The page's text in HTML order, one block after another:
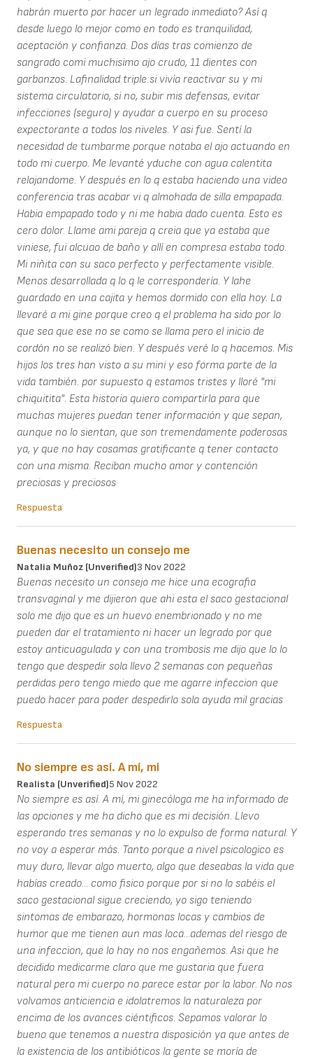
habrán muerto por hacer un legrado inmediato? Así q
desde luego lo mejor como en todo es tranquilidad,
aceptación y confianza. Dos días tras comienzo de
sangrado comi muchisimo ajo crudo, 11 dientes con
garbanzos. Lafinalidad triple:si vivía reactivar su y mi
sistema circulatorio, si no, subir mis defensas, evitar
infecciones (seguro) y ayudar a cuerpo en su proceso
expectorante a todos los niveles. Y asi fue. Sentí la
necesidad de tumbarme porque notaba el ajo actuando en
todo mi cuerpo. Me levanté yduche con agua calentita
relajandome. Y después en lo q estaba haciendo una video
conferencia tras acabar vi q almohada de silla empapada.
Habia empapado todo y ni me habia dado cuenta. Esto es
cero dolor. Llame ami pareja q creia que ya estaba que
viniese, fui alcuao de baño y allí en compresa estaba todo.
Mi niñita con su saco perfecto y perfectamente visible.
Menos desarrollada q lo q le correspondería. Y lahe
guardado en una cajita y hemos dormido con ella hoy. La
llevaré a mi gine porque creo q el problema ha sido por lo
que sea que ese no se como se llama pero el inicio de
cordón no se realizó bien. Y después veré lo q hacemos. Mis
hijos los tres han visto a su mini y eso forma parte de la
vida también. por supuesto q estamos tristes y lloré "mi
chiquitita". Esta historia quiero compartirla para que
muchas mujeres puedan tener información y que sepan,
aunque no lo sientan, que son tremendamente poderosas
ya, y que no hay cosamas gratificante q tener contacto
con una misma. Reciban mucho amor y contención
preciosas y preciosos
Respuesta
Buenas necesito un consejo me
Natalia Muñoz (unverified)3 Nov 2022
Buenas necesito un consejo me hice una ecografia
transvaginal y me dijieron que ahi esta el saco gestacional
solo me dijo que es un huevo enembrionado y no me
pueden dar el tratamiento ni hacer un legrado por que
estoy anticuagulada y con una trombosis me dijo que lo lo
tengo que despedir sola llevo 2 semanas con pequeñas
perdidas pero tengo miedo que me agarre infeccion que
puedo hacer para poder despedirlo sola ayuda mil gracias
Respuesta
No siempre es así. A mí, mi
Realista (unverified)5 Nov 2022
No siempre es así. A mí, mi ginecóloga me ha informado de
las opciones y me ha dicho que es mi decisión. Llevo
esperando tres semanas y no lo expulso de forma natural. Y
no voy a esperar más. Tanto porque a nivel psicologico es
muy duro, llevar algo muerto, algo que deseabas la vida que
habías creado... como fisico porque por si no lo sabéis el
saco gestacional sigue creciendo, yo sigo teniendo
sintomas de embarazo, hormonas locas y cambios de
humor que me tienen aun mas loca...ademas del riesgo de
una infeccion, que lo hay no nos engañemos. Asi que he
decidido medicarme claro que me gustaria que fuera
natural pero mi cuerpo no parece estar por la labor. No nos
volvamos anticiencia e idolatremos la naturaleza por
encima de los avances ciéntificos. Sepamos valorar lo
bueno que tenemos a nuestra disposición ya que antes de
la existencia de los antibióticos la gente se moría de